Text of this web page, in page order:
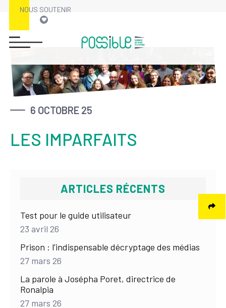
Skip
content
NOUS SOUTENIR
6 OCTOBRE 25
LES IMPARFAITS
ARTICLES RÉCENTS
Test pour le guide utilisateur
23 avril 26
Prison : l’indispensable décryptage des médias
27 mars 26
La parole à Josépha Poret, directrice de
Ronalpia
27 mars 26